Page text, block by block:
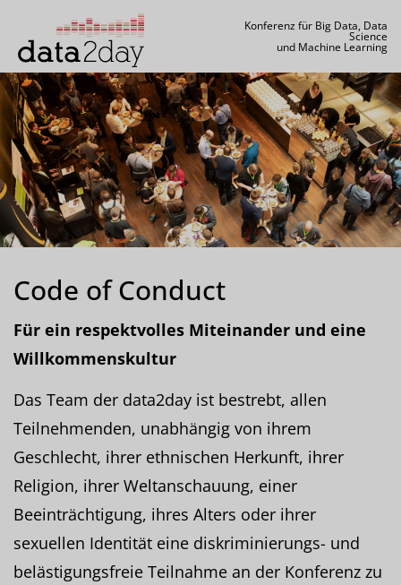
Konferenz für Big Data, Data
Science
und Machine Learning
Code of Conduct
Für ein respektvolles Miteinander und eine
Willkommenskultur
Das Team der data2day ist bestrebt, allen
Teilnehmenden, unabhängig von ihrem
Geschlecht, ihrer ethnischen Herkunft, ihrer
Religion, ihrer Weltanschauung, einer
Beeinträchtigung, ihres Alters oder ihrer
sexuellen Identität eine diskriminierungs- und
belästigungsfreie Teilnahme an der Konferenz zu